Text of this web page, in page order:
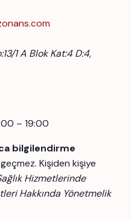
1 A Blok Kat:4 D:4,
– 19:00
bilgilendirme
Kişiden kişiye
Hizmetlerinde
Hakkında Yönetmelik